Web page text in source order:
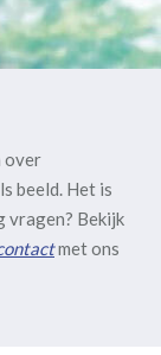
over
beeld. Het is
vragen? Bekijk
met ons